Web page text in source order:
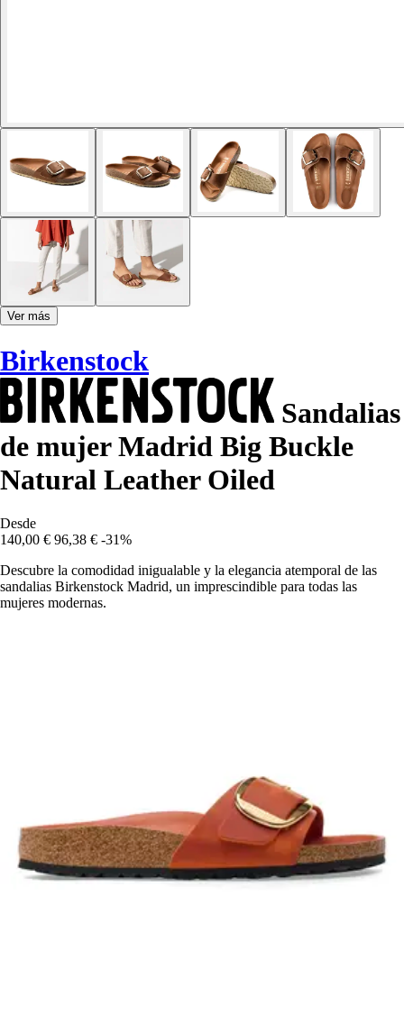
Ver más
Birkenstock
Sandalias
de mujer Madrid Big Buckle
Natural Leather Oiled
Desde
140,00 € 96,38 € -31%
Descubre la comodidad inigualable y la elegancia atemporal de las
sandalias Birkenstock Madrid, un imprescindible para todas las
mujeres modernas.